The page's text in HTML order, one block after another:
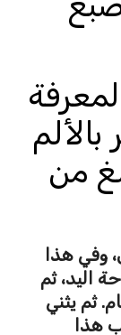
من
هذا
اليد، ثم
ثم يثني
هذا